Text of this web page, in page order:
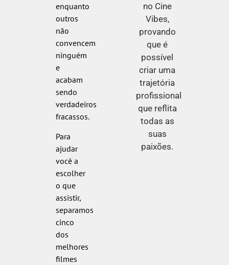
enquanto
outros
não
convencem
ninguém
e
acabam
sendo
verdadeiros
fracassos.
Para
ajudar
você a
escolher
o que
assistir,
separamos
cinco
dos
melhores
filmes
no Cine
Vibes,
provando
que é
possível
criar uma
trajetória
profissional
que reflita
todas as
suas
paixões.